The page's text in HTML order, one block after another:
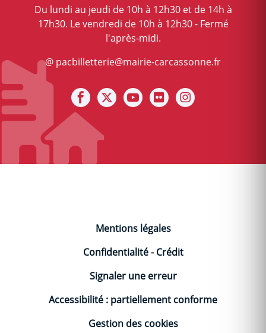
Du lundi au jeudi de 10h à 12h30 et de 14h à
17h30. Le vendredi de 10h à 12h30 - Fermé
l'après-midi.
@ pacbilletterie@mairie-carcassonne.fr
Notre facebook
Notre X (ex Twitter)
Notre Chaine youtube
Notre photothèque
Mentions légales
Confidentialité-Crédit
Signaler une erreur
Accessibilité : partiellement conforme
Gestion des cookies